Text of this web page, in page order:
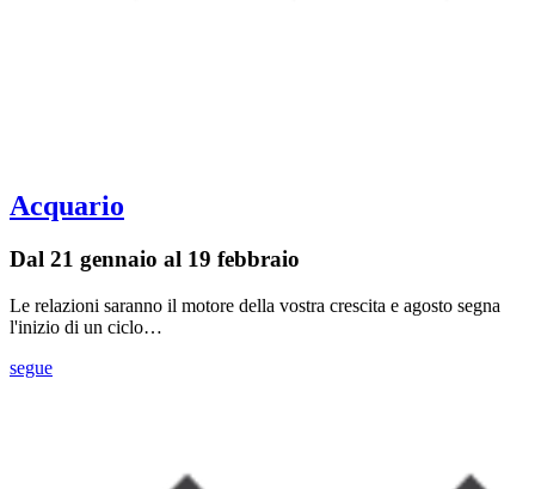
Acquario
Dal 21 gennaio al 19 febbraio
Le relazioni saranno il motore della vostra crescita e agosto segna
l'inizio di un ciclo…
segue